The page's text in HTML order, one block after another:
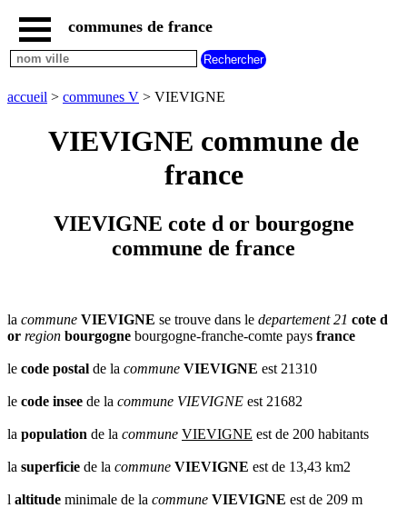
accueil
communes
regions
departement
H
K L M
N
O
P Q R S T
U
V
W X Y Z
communes de france
accueil > communes V > VIEVIGNE
VIEVIGNE commune de
france
VIEVIGNE cote d or bourgogne
commune de france
la commune VIEVIGNE se trouve dans le departement 21 cote d
or region bourgogne bourgogne-franche-comte pays france
le code postal de la commune VIEVIGNE est 21310
le code insee de la commune VIEVIGNE est 21682
la population de la commune VIEVIGNE est de 200 habitants
la superficie de la commune VIEVIGNE est de 13,43 km2
l altitude minimale de la commune VIEVIGNE est de 209 m